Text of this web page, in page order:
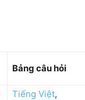
Bảng câu hỏi
Tiếng Việt,